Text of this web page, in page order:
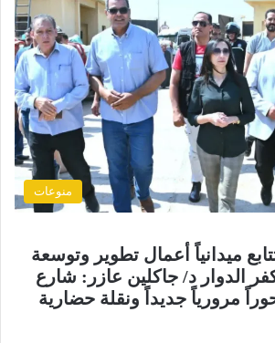
منوعات
ميدانياً أعمال تطوير وتوسعة
الدوار د/ جاكلين عازر: شارع
مرورياً جديداً ونقلة حضارية